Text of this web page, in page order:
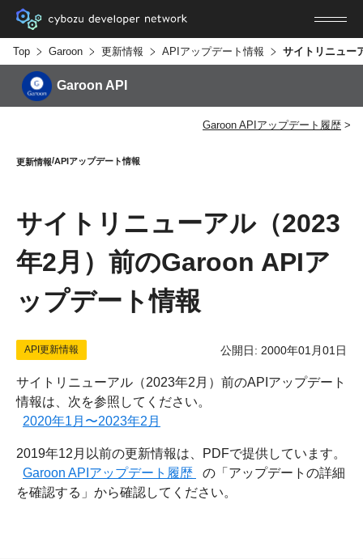
Top Garoon 更新情報 APIアップデート情報
Garoon API
Garoon APIアップデート履歴
更新情報 APIアップデート情報
サイトリニューアル（2023
年2月）前のGaroon APIア
ップデート情報
API更新情報 公開日: 2000年01月01日
サイトリニューアル（2023年2月）前のAPIアップデート
情報は、次を参照してください。
2020年1月〜2023年2月
2019年12月以前の更新情報は、PDFで提供しています。
Garoon APIアップデート履歴
の「アップデートの詳細
を確認する」から確認してください。